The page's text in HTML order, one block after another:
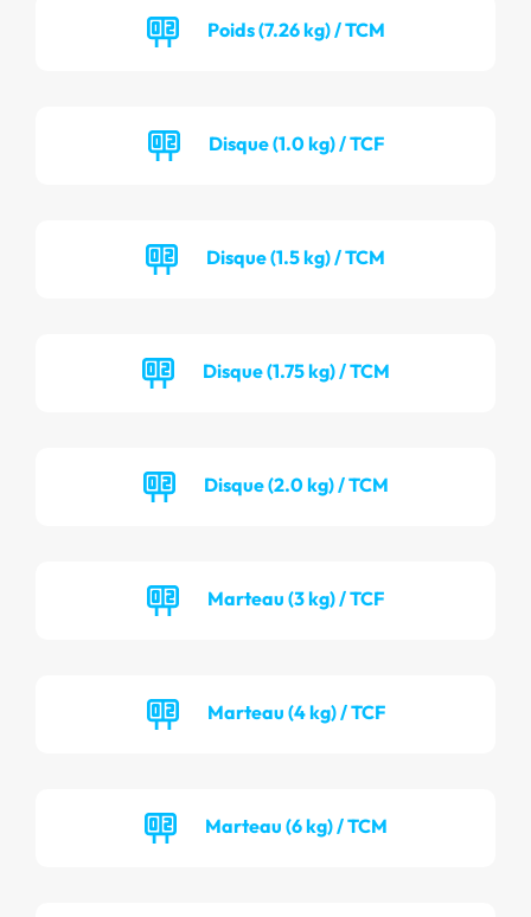
Poids (7.26 kg) / TCM
Disque (1.0 kg) / TCF
Disque (1.5 kg) / TCM
Disque (1.75 kg) / TCM
Disque (2.0 kg) / TCM
Marteau (3 kg) / TCF
Marteau (4 kg) / TCF
Marteau (6 kg) / TCM